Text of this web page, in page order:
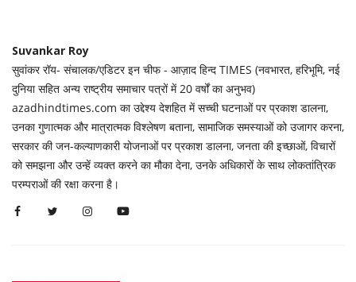
Suvankar Roy
सुवांकर रॉय- संचालक/एडिटर इन चीफ - आज़ाद हिन्द TIMES (नवभारत, हरिभूमि, नई
दुनिया सहित अन्य राष्ट्रीय समाचार पत्रों में 20 वर्षों का अनुभव)
azadhindtimes.com का उद्देश्य देशहित में सच्ची घटनाओं पर प्रकाश डालना,
उनका गुणात्मक और मात्रात्मक विश्लेषण बताना, सामाजिक समस्याओं को उजागर करना,
सरकार की जन-कल्याणकारी योजनाओं पर प्रकाश डालना, जनता की इच्छाओं, विचारों
को समझना और उन्हें व्यक्त करने का मौका देना, उनके अधिकारों के साथ लोकतांत्रिक
परम्पराओं की रक्षा करना है।